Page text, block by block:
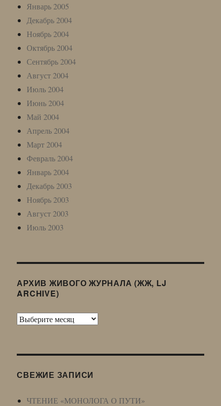
Январь 2005
Декабрь 2004
Ноябрь 2004
Октябрь 2004
Сентябрь 2004
Август 2004
Июль 2004
Июнь 2004
Май 2004
Апрель 2004
Март 2004
Февраль 2004
Январь 2004
Декабрь 2003
Ноябрь 2003
Август 2003
Июль 2003
АРХИВ ЖИВОГО ЖУРНАЛА (ЖЖ, LJ
ARCHIVE)
Архив
LJ
СВЕЖИЕ ЗАПИСИ
ЧТЕНИЕ «МОНОЛОГА О ПУТИ»